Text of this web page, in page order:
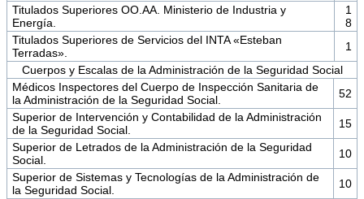
Titulados Superiores OO.AA. Ministerio de Industria y
Energía.
1
8
Titulados Superiores de Servicios del INTA «Esteban
Terradas».
1
Cuerpos y Escalas de la Administración de la Seguridad Social
Médicos Inspectores del Cuerpo de Inspección Sanitaria de
la Administración de la Seguridad Social.
52
Superior de Intervención y Contabilidad de la Administración
de la Seguridad Social.
15
Superior de Letrados de la Administración de la Seguridad
Social.
10
Superior de Sistemas y Tecnologías de la Administración de
la Seguridad Social.
10